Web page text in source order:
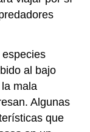
al bajo
mala
Algunas
que